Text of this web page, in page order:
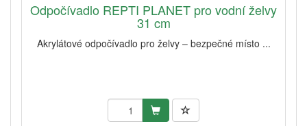
Odpočívadlo REPTI PLANET pro vodní želvy
31 cm
Akrylátové odpočívadlo pro želvy – bezpečné místo ...